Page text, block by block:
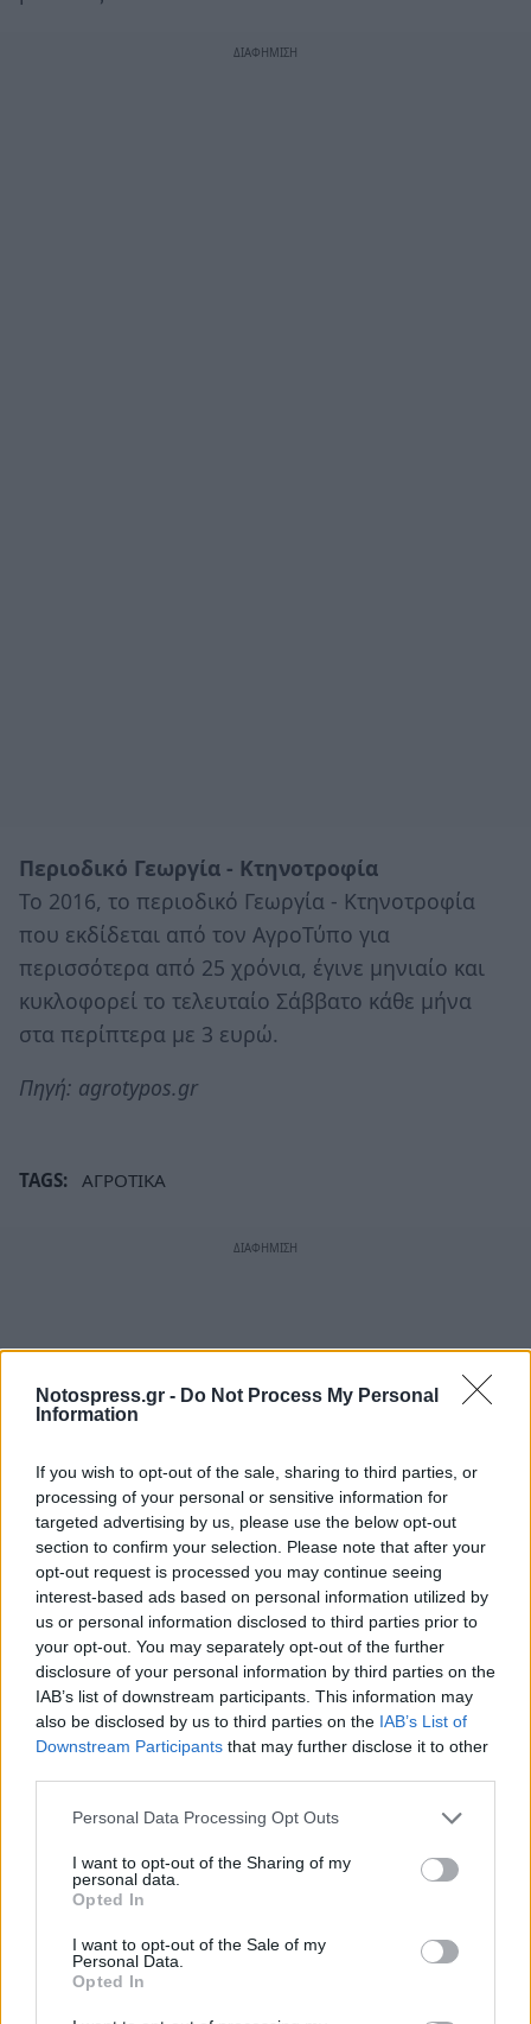
Notospress.gr - Do Not Process My Personal
Information
If you wish to opt-out of the sale, sharing to third parties, or
processing of your personal or sensitive information for
targeted advertising by us, please use the below opt-out
section to confirm your selection. Please note that after your
opt-out request is processed you may continue seeing
interest-based ads based on personal information utilized by
us or personal information disclosed to third parties prior to
your opt-out. You may separately opt-out of the further
disclosure of your personal information by third parties on the
IAB’s list of downstream participants. This information may
also be disclosed by us to third parties on the IAB’s List of
Downstream Participants that may further disclose it to other
Personal Data Processing Opt Outs
I want to opt-out of the Sharing of my
personal data.
Opted In
I want to opt-out of the Sale of my
Personal Data.
Opted In
Περιοδικό Γεωργία - Κτηνοτροφία
Το 2016, το περιοδικό Γεωργία - Κτηνοτροφία
που εκδίδεται από τον ΑγροΤύπο για
περισσότερα από 25 χρόνια, έγινε μηνιαίο και
κυκλοφορεί το τελευταίο Σάββατο κάθε μήνα
στα περίπτερα με 3 ευρώ.
Πηγή: agrotypos.gr
TAGS: ΑΓΡΟΤΙΚΑ